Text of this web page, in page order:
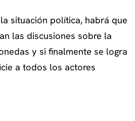
situación política, habrá que
las discusiones sobre la
y si finalmente se logra
a todos los actores